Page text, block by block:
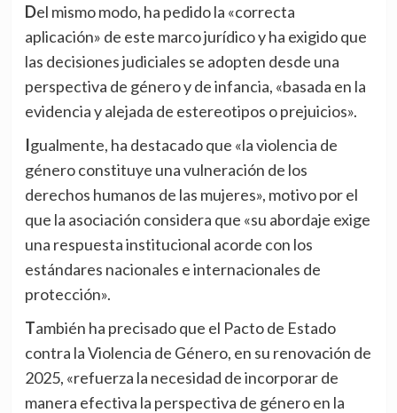
Del mismo modo, ha pedido la «correcta
aplicación» de este marco jurídico y ha exigido que
las decisiones judiciales se adopten desde una
perspectiva de género y de infancia, «basada en la
evidencia y alejada de estereotipos o prejuicios».
Igualmente, ha destacado que «la violencia de
género constituye una vulneración de los
derechos humanos de las mujeres», motivo por el
que la asociación considera que «su abordaje exige
una respuesta institucional acorde con los
estándares nacionales e internacionales de
protección».
También ha precisado que el Pacto de Estado
contra la Violencia de Género, en su renovación de
2025, «refuerza la necesidad de incorporar de
manera efectiva la perspectiva de género en la